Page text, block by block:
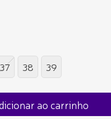
37 38 39
ao carrinho